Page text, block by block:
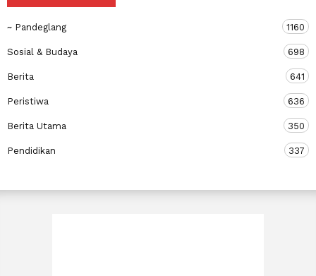
~ Pandeglang 1160
Sosial & Budaya 698
Berita 641
Peristiwa 636
Berita Utama 350
Pendidikan 337